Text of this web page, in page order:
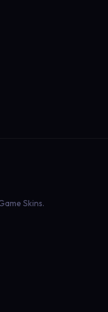
Skins.